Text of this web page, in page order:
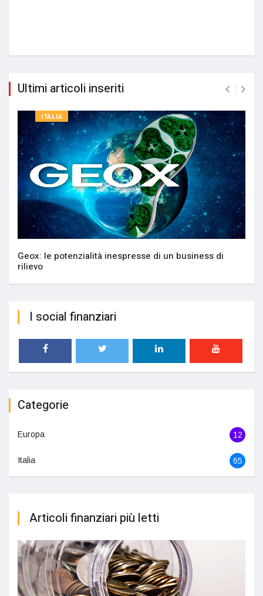
Ultimi articoli inseriti
ITALIA
Geox: le potenzialità inespresse di un business di
rilievo
I social finanziari
Categorie
Europa 12
Italia 65
Articoli finanziari più letti